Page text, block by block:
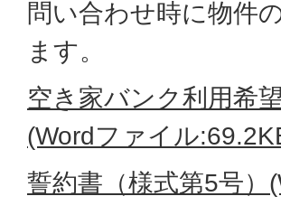
問い合わせ時に物件
ます。
空き家バンク利用希
(Wordファイル
誓約書（様式第5号